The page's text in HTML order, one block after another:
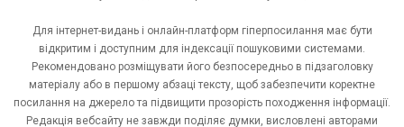
Для інтернет-видань і онлайн-платформ гіперпосилання має бути
відкритим і доступним для індексації пошуковими системами.
Рекомендовано розміщувати його безпосередньо в підзаголовку
матеріалу або в першому абзаці тексту, щоб забезпечити коректне
посилання на джерело та підвищити прозорість походження інформації.
Редакція вебсайту не завжди поділяє думки, висловлені авторами